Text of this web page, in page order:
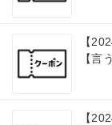
【
【言
【